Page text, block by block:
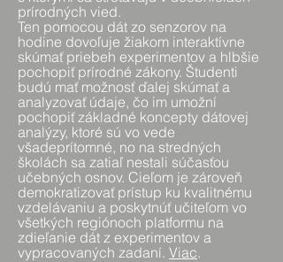
prírodných vied.
Ten pomocou dát zo senzorov na
hodine dovoľuje žiakom interaktívne
skúmať priebeh experimentov a hlbšie
pochopiť prírodné zákony. Študenti
budú mať možnosť ďalej skúmať a
analyzovať údaje, čo im umožní
pochopiť základné koncepty dátovej
analýzy, ktoré sú vo vede
všadeprítomné, no na stredných
školách sa zatiaľ nestali súčasťou
učebných osnov. Cieľom je zároveň
demokratizovať prístup ku kvalitnému
vzdelávaniu a poskytnúť učiteľom vo
všetkých regiónoch platformu na
zdieľanie dát z experimentov a
vypracovaných zadaní. Viac.